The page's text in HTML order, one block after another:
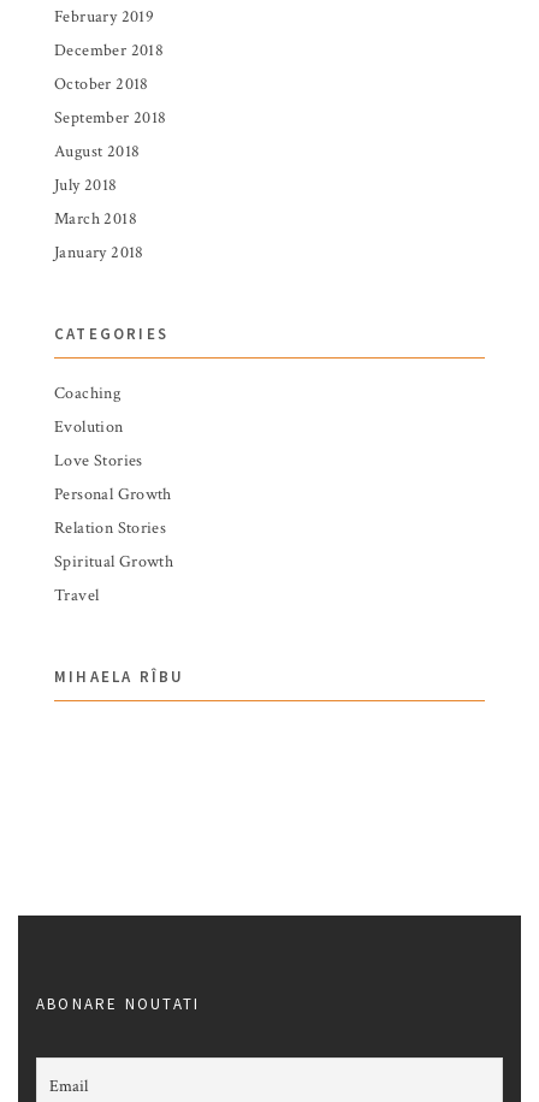
February 2019
December 2018
October 2018
September 2018
August 2018
July 2018
March 2018
January 2018
CATEGORIES
Coaching
Evolution
Love Stories
Personal Growth
Relation Stories
Spiritual Growth
Travel
MIHAELA RÎBU
ABONARE NOUTATI